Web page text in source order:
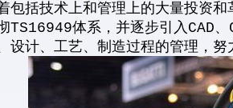
包括技术上和管理上的大量投资
TS16949体系，并逐步引入CAD、
设计、工艺、制造过程的管理，努